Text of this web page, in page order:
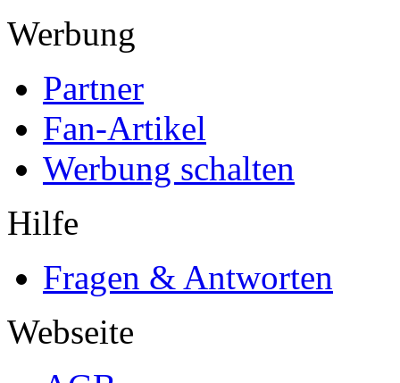
Werbung
Partner
Fan-Artikel
Werbung schalten
Hilfe
Fragen & Antworten
Webseite